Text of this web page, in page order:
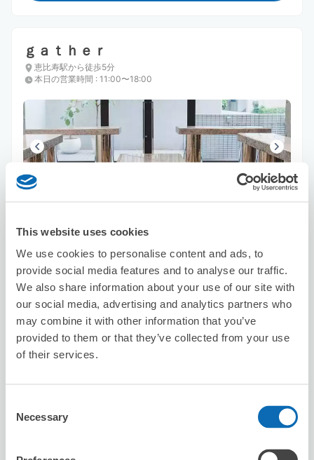
This website uses cookies
We use cookies to personalise content and ads, to
provide social media features and to analyse our traffic.
We also share information about your use of our site with
our social media, advertising and analytics partners who
may combine it with other information that you’ve
provided to them or that they’ve collected from your use
of their services.
Selection
Necessary
ｇａｔｈｅｒ
恵比寿駅から徒歩5分
本日の営業時間 : 11:00〜18:00
8/9日 8/10月 8/11火 8/12水 8/13木 8/14金 8/15
この店舗を予約する
本日の営業時間